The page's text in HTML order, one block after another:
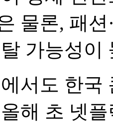
물론, 패
가능성이
서도 한국
해 초 넷